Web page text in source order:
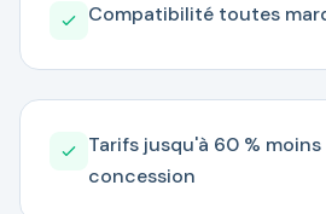
Compatibilité toutes
Tarifs jusqu'à 60 %
concession